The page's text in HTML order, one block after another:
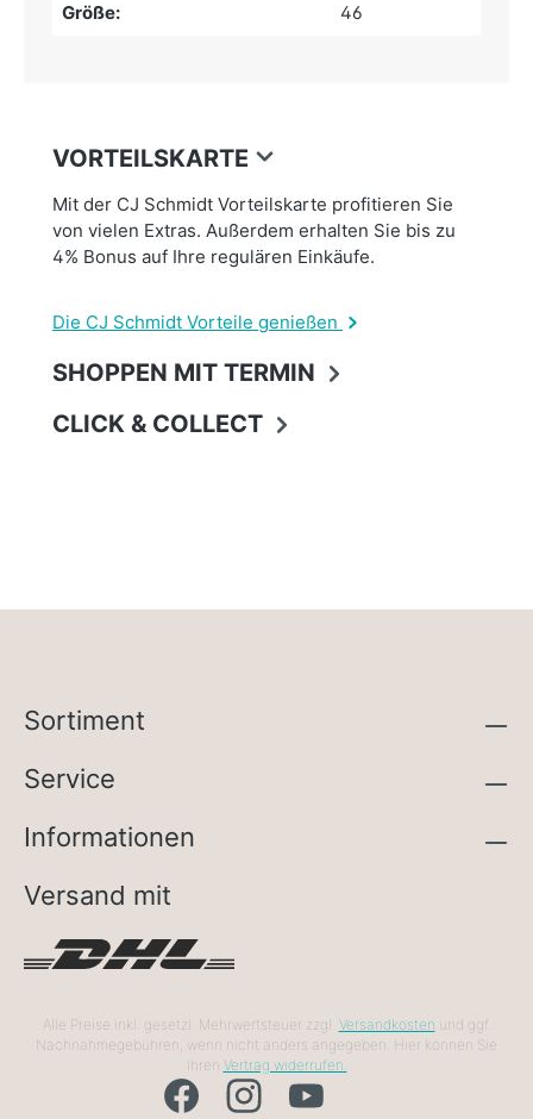
Größe: 46
VORTEILSKARTE
Mit der CJ Schmidt Vorteilskarte profitieren Sie
von vielen Extras. Außerdem erhalten Sie bis zu
4% Bonus auf Ihre regulären Einkäufe.
Die CJ Schmidt Vorteile genießen
SHOPPEN MIT TERMIN
CLICK & COLLECT
Sortiment
Service
Informationen
Versand mit
Alle Preise inkl. gesetzl. Mehrwertsteuer zzgl. Versandkosten und ggf.
Nachnahmegebühren, wenn nicht anders angegeben. Hier können Sie
Ihren Vertrag widerrufen.